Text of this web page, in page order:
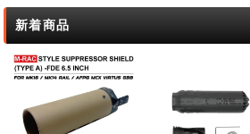
新着商品